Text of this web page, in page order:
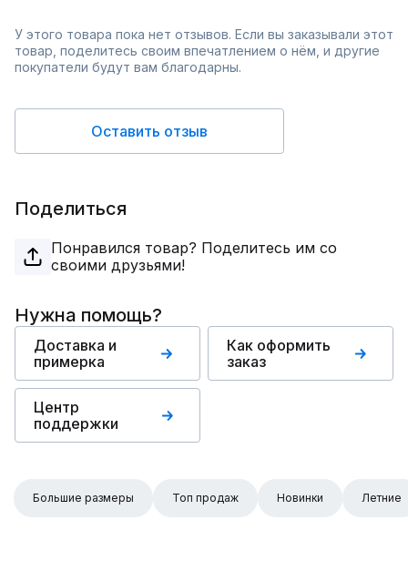
У этого товара пока нет отзывов. Если вы заказывали этот
товар, поделитесь своим впечатлением о нём, и другие
покупатели будут вам благодарны.
Оставить отзыв
Поделиться
Понравился товар? Поделитесь им со
своими друзьями!
Нужна помощь?
Доставка и
примерка
Как оформить
заказ
Центр
поддержки
Большие размеры Топ продаж Новинки Летние